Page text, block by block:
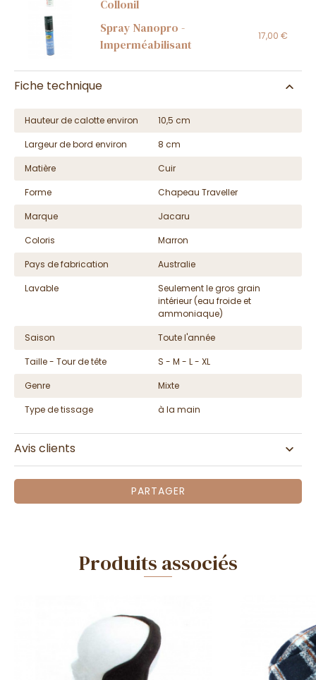
Collonil
Spray Nanopro -
Imperméabilisant
17,00 €
Fiche technique
Hauteur de calotte environ
10,5 cm
Largeur de bord environ
8 cm
Matière
Cuir
Forme
Chapeau Traveller
Marque
Jacaru
Coloris
Marron
Pays de fabrication
Australie
Lavable
Seulement le gros grain
intérieur (eau froide et
ammoniaque)
Saison
Toute l'année
Taille - Tour de tête
S - M - L - XL
Genre
Mixte
Type de tissage
à la main
Avis clients
PARTAGER
Produits associés